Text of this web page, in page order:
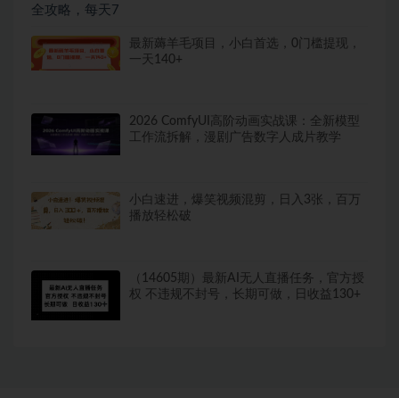
最新薅羊毛项目，小白首选，0门槛提现，
一天140+
2026 ComfyUI高阶动画实战课：全新模型
工作流拆解，漫剧广告数字人成片教学
小白速进，爆笑视频混剪，日入3张，百万
播放轻松破
（14605期）最新AI无人直播任务，官方授
权 不违规不封号，长期可做，日收益130+